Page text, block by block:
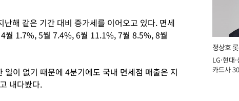
해 같은 기간 대비 증가세를 이어오고 있다. 면세
월 1.7%, 5월 7.4%, 6월 11.1%, 7월 8.5%, 8월
일이 없기 때문에 4분기에도 국내 면세점 매출은 지
내다봤다.
정상호
장
LG·현대
카드사